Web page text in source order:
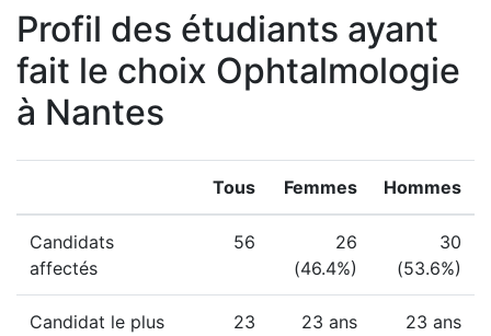
Profil des étudiants ayant
fait le choix Ophtalmologie
à Nantes
Tous Femmes Hommes
Candidats
affectés
56
26
(46.4%)
30
(53.6%)
Candidat le plus
23
23 ans 23 ans